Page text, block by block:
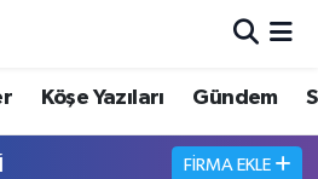
Köşe Yazıları Gündem
FIRMA EKLE